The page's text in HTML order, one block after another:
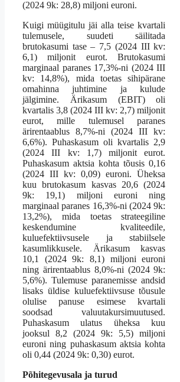
(2024 9k: 28,8) miljoni euroni.
Kuigi müügitulu jäi alla teise kvartali
tulemusele, suudeti säilitada
brutokasumi tase – 7,5 (2024 III kv:
6,1) miljonit eurot. Brutokasumi
marginaal paranes 17,3%-ni (2024 III
kv: 14,8%), mida toetas sihipärane
omahinna juhtimine ja kulude
jälgimine. Ärikasum (EBIT) oli
kvartalis 3,8 (2024 III kv: 2,7) miljonit
eurot, mille tulemusel paranes
ärirentaablus 8,7%-ni (2024 III kv:
6,6%). Puhaskasum oli kvartalis 2,9
(2024 III kv: 1,7) miljonit eurot.
Puhaskasum aktsia kohta tõusis 0,16
(2024 III kv: 0,09) euroni. Üheksa
kuu brutokasum kasvas 20,6 (2024
9k: 19,1) miljoni euroni ning
marginaal paranes 16,3%-ni (2024 9k:
13,2%), mida toetas strateegiline
keskendumine kvaliteedile,
kuluefektiivsusele ja stabiilsele
kasumlikkusele. Ärikasum kasvas
10,1 (2024 9k: 8,1) miljoni euroni
ning ärirentaablus 8,0%-ni (2024 9k:
5,6%). Tulemuse paranemisse andsid
lisaks üldise kuluefektiivsuse tõusule
olulise panuse esimese kvartali
soodsad valuutakursimuutused.
Puhaskasum ulatus üheksa kuu
jooksul 8,2 (2024 9k: 5,5) miljoni
euroni ning puhaskasum aktsia kohta
oli 0,44 (2024 9k: 0,30) eurot.
Põhitegevusala ja turud